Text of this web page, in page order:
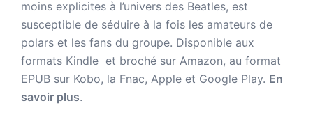
moins explicites à l’univers des Beatles, est
susceptible de séduire à la fois les amateurs de
polars et les fans du groupe. Disponible aux
formats Kindle et broché sur Amazon, au format
EPUB sur Kobo, la Fnac, Apple et Google Play. En
savoir plus.